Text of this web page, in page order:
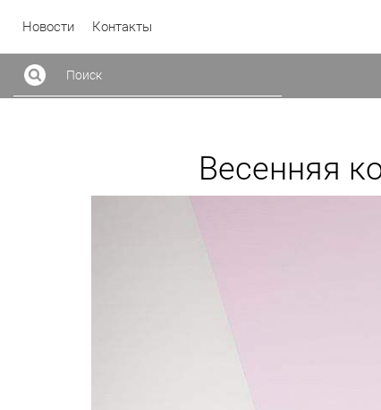
Новости Контакты
Весенняя